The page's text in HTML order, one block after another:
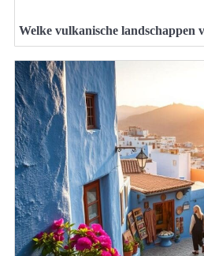
Welke vulkanische landschappen